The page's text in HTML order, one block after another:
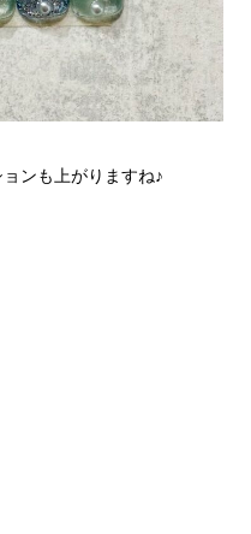
ンも上がりますね♪